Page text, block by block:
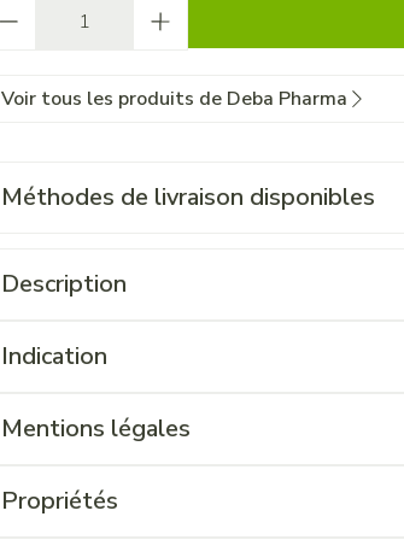
Voir tous les produits de Deba Pharma
Méthodes de livraison disponibles
Description
Indication
Mentions légales
Propriétés